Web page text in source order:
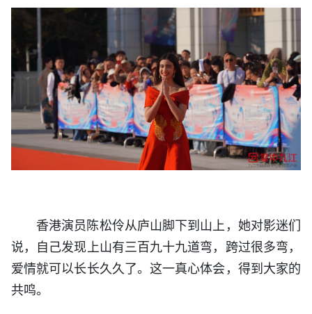
香港演员陈松伶从庐山脚下到山上，她对影迷们
说，自己发现上山有三百九十九道弯，跨过很多弯，
爱情就可以长长久久了。这一真心体会，得到大家的
共鸣。